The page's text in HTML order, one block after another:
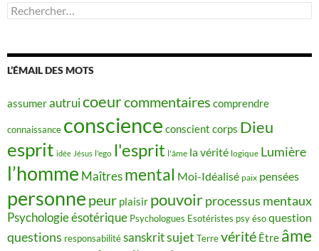
Rechercher :
L’ÉMAIL DES MOTS
assumerautruicoeurcommentaires comprendre
connaissance conscience conscient corps Dieu
esprit idée Jésus l'ego l'esprit l'âme la vérité logique Lumière
l’homme Maîtres mental Moi-Idéalisé paix pensées
personne peur plaisir pouvoirprocessus mentaux
Psychologie ésotérique Psychologues Esotéristes psy ésoquestion
questions responsabilitésanskritsujet Terrevérité Être âme